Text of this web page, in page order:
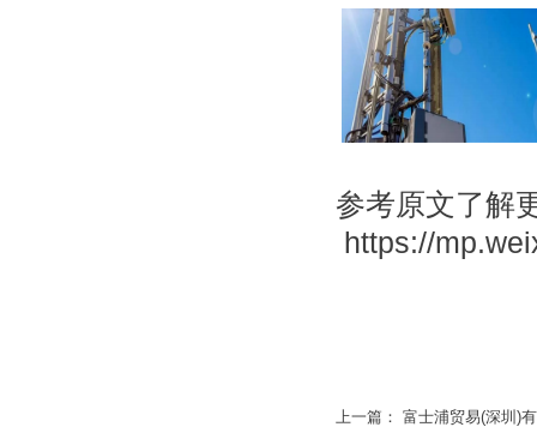
参考原文了解
https://
上一篇： 富士浦贸易(深圳)